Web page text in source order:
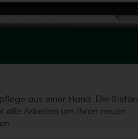
aus einer Hand. Die Stefan
alle Arbeiten um Ihren neuen